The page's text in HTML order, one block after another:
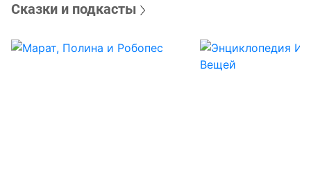
Сказки и подкасты